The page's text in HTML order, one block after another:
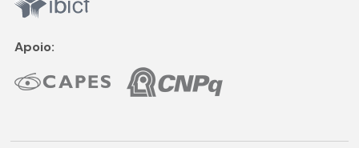
Apoio: